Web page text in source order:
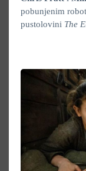
pobunjenim
pustolovini The